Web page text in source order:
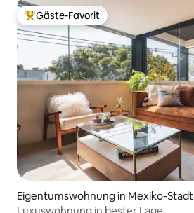
Beliebter Gäste-Favorit.
Gäste-Favorit
Eigentumswohnung in Mexiko-Stadt